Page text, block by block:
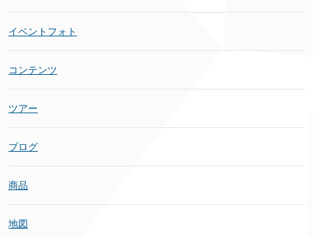
イベントフォト
コンテンツ
ツアー
ブログ
商品
地図